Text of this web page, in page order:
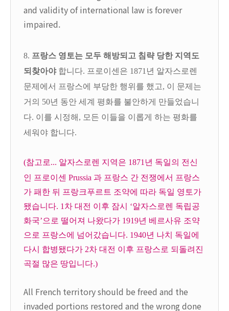
and validity of international law is forever
impaired.
8. 프랑스 영토는 모두 해방되고 침략 당한 지역도
되찾아야합니다. 프로이센은 1871년 알자스로렌
문제에서 프랑스에 부당한 행위를 했고, 이 문제는
거의 50년 동안 세계 평화를 불안하게 만들었습니
다. 이를 시정해, 모든 이들을 이롭게 하는 평화를
세워야 합니다.
(참고로... 알자스로렌 지역은 1871년 독일의 전신
인 프로이센 Prussia 과 프랑스 간 전쟁에서 프랑스
가 패한 뒤 프랑크푸르트 조약에 따라 독일 영토가
됐습니다. 1차 대전 이후 잠시 ‘알자스로렌 독립공
화국’으로 떨어져 나왔다가 1919년 베르사유 조약
으로 프랑스에 넘어갔습니다. 1940년 나치 독일에
다시 합병됐다가 2차 대전 이후 프랑스로 되돌려진
곡절 많은 땅입니다.)
All French territory should be freed and the
invaded portions restored and the wrong done